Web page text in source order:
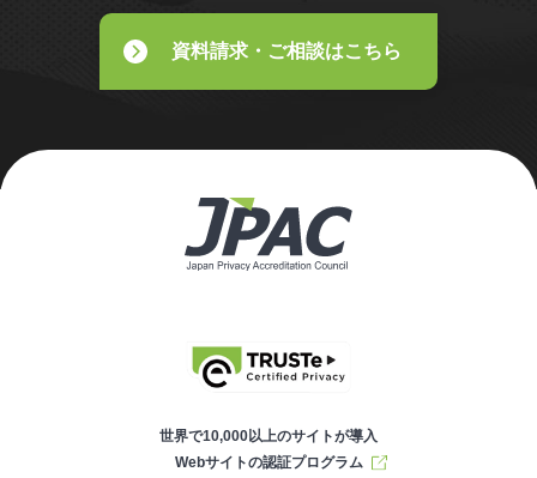
資料請求・ご相談はこちら
世界で10,000以上のサイトが導入
Webサイトの認証プログラム